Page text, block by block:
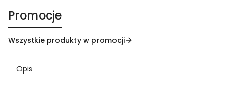
Promocje
Wszystkie produkty w promocji
Opis